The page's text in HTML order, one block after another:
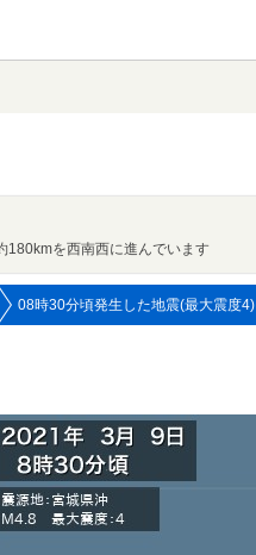
180kmを西南西に進んでいます
08時30分頃発生した地震(最大震度4)